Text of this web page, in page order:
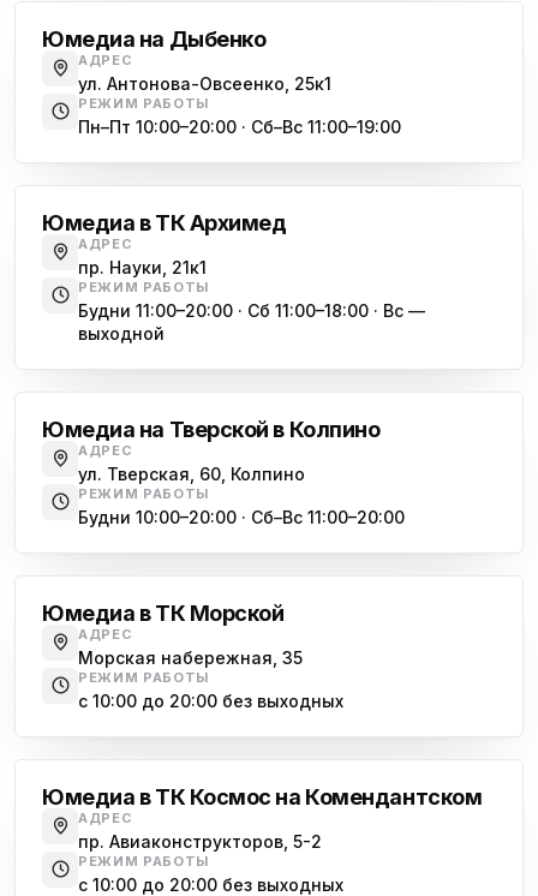
ю ул. Белы Куна, 24к1
ю
Юмедиа в Купчино
ул. Будапештская, 87-3
Юмедиа Сервис в Колпино
ю
Юмедиа во Всеволожске
пр. Христиновский 28, Всеволожск
Юмедиа на Дыбенко
АДРЕС
ул. Антонова-Овсеенко, 25к1
РЕЖИМ РАБОТЫ
Пн–Пт 10:00–20:00 · Сб–Вс 11:00–19:00
Юмедиа в ТК Архимед
АДРЕС
пр. Науки, 21к1
РЕЖИМ РАБОТЫ
Будни 11:00–20:00 · Сб 11:00–18:00 · Вс —
выходной
Юмедиа на Тверской в Колпино
АДРЕС
ул. Тверская, 60, Колпино
РЕЖИМ РАБОТЫ
Будни 10:00–20:00 · Сб–Вс 11:00–20:00
Юмедиа в ТК Морской
АДРЕС
Морская набережная, 35
РЕЖИМ РАБОТЫ
с 10:00 до 20:00 без выходных
Юмедиа в ТК Космос на Комендантском
АДРЕС
пр. Авиаконструкторов, 5-2
РЕЖИМ РАБОТЫ
с 10:00 до 20:00 без выходных